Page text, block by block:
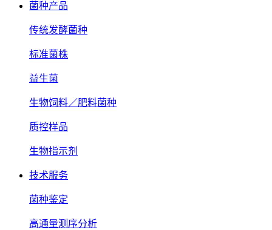
菌种产品
传统发酵菌种
标准菌株
益生菌
生物饲料／肥料菌种
质控样品
生物指示剂
技术服务
菌种鉴定
高通量测序分析